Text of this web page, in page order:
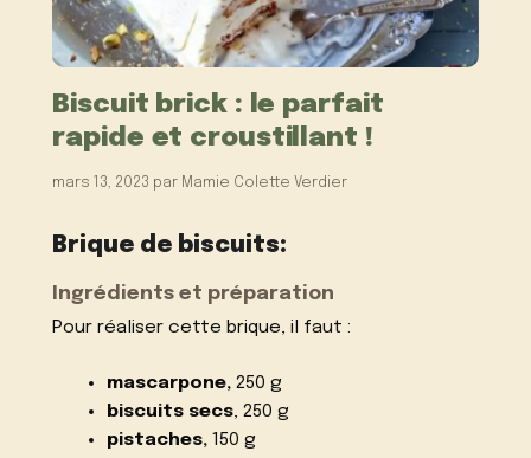
Biscuit brick : le parfait
rapide et croustillant !
mars 13, 2023 par Mamie Colette Verdier
Brique de biscuits:
Ingrédients et préparation
Pour réaliser cette brique, il faut :
mascarpone,250 g
biscuits secs, 250 g
pistaches,150 g